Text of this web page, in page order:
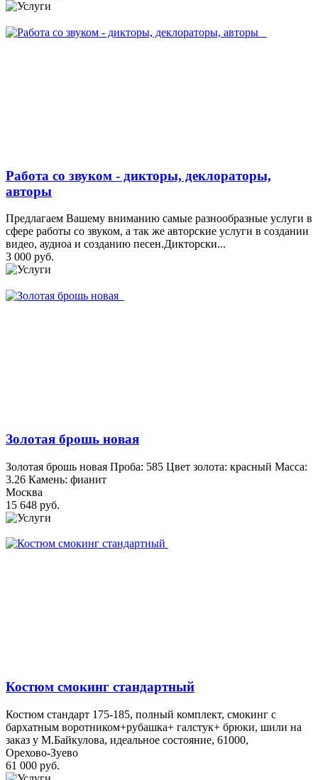
Работа со звуком - дикторы, деклораторы,
авторы
Предлагаем Вашему вниманию самые разнообразные услуги в
сфере работы со звуком, а так же авторские услуги в создании
видео, аудиоа и созданию песен.Дикторски...
3 000 руб.
Золотая брошь новая
Золотая брошь новая Проба: 585 Цвет золота: красный Масса:
3.26 Камень: фианит
Москва
15 648 руб.
Костюм смокинг стандартный
Костюм стандарт 175-185, полный комплект, смокинг с
бархатным воротником+рубашка+ галстук+ брюки, шили на
заказ у М.Байкулова, идеальное состояние, 61000,
Орехово-Зуево
61 000 руб.